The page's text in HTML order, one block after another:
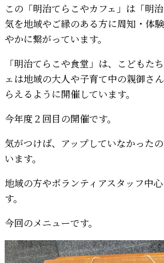
097-521-
この「明治てらこやカフェ」は「明
気を地域やご縁のある方に周知・体
やかに繋がっています。
「明治てらこや食堂」は、こどもた
ェは地域の大人や子育て中の親御さ
らえるように開催しています。
今年度２回目の開催です。
気がつけば、アップしていなかった
います。
地域の方やボランティアスタッフ中
す。
今回のメニューです。